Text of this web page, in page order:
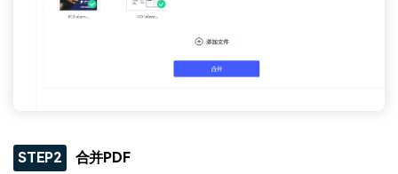
STEP2 合并PDF